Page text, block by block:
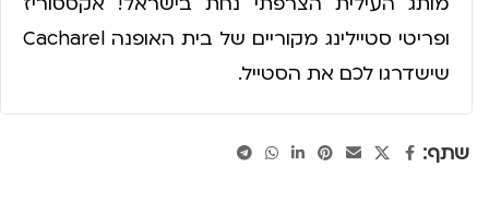
ופריטי סטיילינג מקוריים של בית האופנה Cacharel
שישדרגו לכם את הסטייל.
שתף: